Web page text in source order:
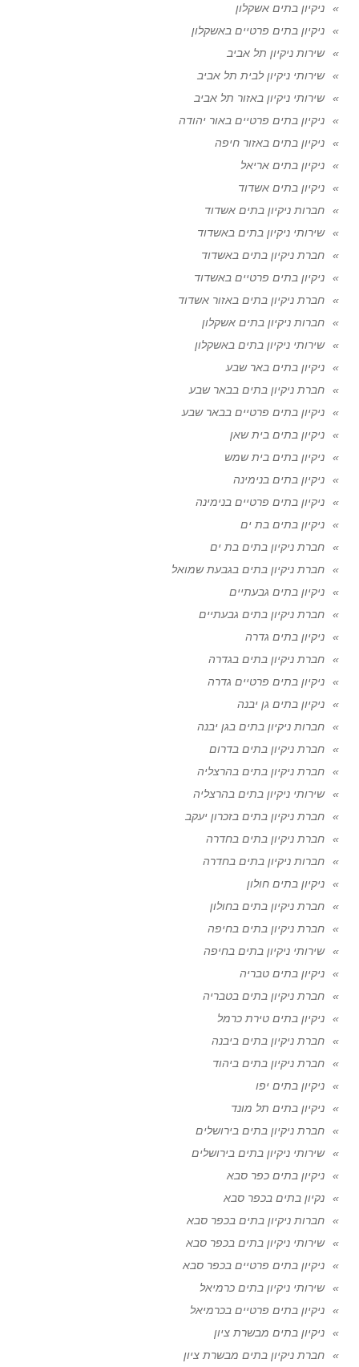
ניקיון בתים אשקלון
ניקיון בתים פרטיים באשקלון
שירות ניקיון תל אביב
שירותי ניקיון לבית תל אביב
שירותי ניקיון באזור תל אביב
ניקיון בתים פרטיים באור יהודה
ניקיון בתים באזור חיפה
ניקיון בתים אריאל
ניקיון בתים אשדוד
חברות ניקיון בתים אשדוד
שירותי ניקיון בתים באשדוד
חברת ניקיון בתים באשדוד
ניקיון בתים פרטיים באשדוד
חברת ניקיון בתים באזור אשדוד
חברות ניקיון בתים אשקלון
שירותי ניקיון בתים באשקלון
ניקיון בתים באר שבע
חברת ניקיון בתים בבאר שבע
ניקיון בתים פרטיים בבאר שבע
ניקיון בתים בית שאן
ניקיון בתים בית שמש
ניקיון בתים בנימינה
ניקיון בתים פרטיים בנימינה
ניקיון בתים בת ים
חברת ניקיון בתים בת ים
חברת ניקיון בתים בגבעת שמואל
ניקיון בתים גבעתיים
חברת ניקיון בתים גבעתיים
ניקיון בתים גדרה
חברת ניקיון בתים בגדרה
ניקיון בתים פרטיים גדרה
ניקיון בתים גן יבנה
חברות ניקיון בתים בגן יבנה
חברת ניקיון בתים בדרום
חברת ניקיון בתים בהרצליה
שירותי ניקיון בתים בהרצליה
חברת ניקיון בתים בזכרון יעקב
חברת ניקיון בתים בחדרה
חברות ניקיון בתים בחדרה
ניקיון בתים חולון
חברת ניקיון בתים בחולון
חברת ניקיון בתים בחיפה
שירותי ניקיון בתים בחיפה
ניקיון בתים טבריה
חברת ניקיון בתים בטבריה
ניקיון בתים טירת כרמל
חברת ניקיון בתים ביבנה
חברת ניקיון בתים ביהוד
ניקיון בתים יפו
ניקיון בתים תל מונד
חברת ניקיון בתים בירושלים
שירותי ניקיון בתים בירושלים
ניקיון בתים כפר סבא
נקיון בתים בכפר סבא
חברות ניקיון בתים בכפר סבא
שירותי ניקיון בתים בכפר סבא
ניקיון בתים פרטיים בכפר סבא
שירותי ניקיון בתים כרמיאל
ניקיון בתים פרטיים בכרמיאל
ניקיון בתים מבשרת ציון
חברת ניקיון בתים מבשרת ציון